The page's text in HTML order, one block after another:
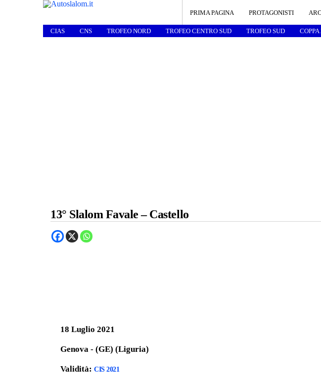
PRIMA PAGINA PROTAGONISTI
CIAS CNS TROFEO NORD TROFEO CENTRO SUD TROFEO SUD
13° Slalom Favale – Castello
18 Luglio 2021
Genova - (GE) (Liguria)
Validità: CIS 2021